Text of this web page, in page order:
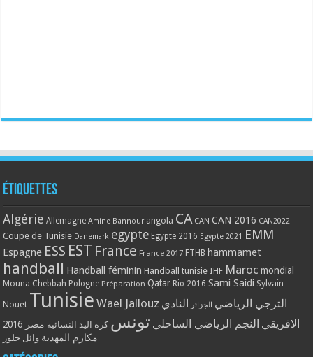
Étiquettes
Algérie Allemagne Amine Bannour angola CA CAN CAN 2016 CAN2022
Coupe de Tunisie Danemark egypte Egypte 2016 Egypte 2021 EMM
Espagne ESS EST France France 2017 FTHB hammamet
handball Handball féminin Handball tunisie IHF Maroc mondial
Mouna Chebbah Pologne Préparation Qatar Rio 2016 Sami Saidi Sylvain
Nouet Tunisie Wael Jallouz الترجي الرياضي الجزائر النادي
الافريقي النجم الرياضي الساحلي تونس كرة اليد النسائية مصر 2016
مكارم المهدية وائل جلوز